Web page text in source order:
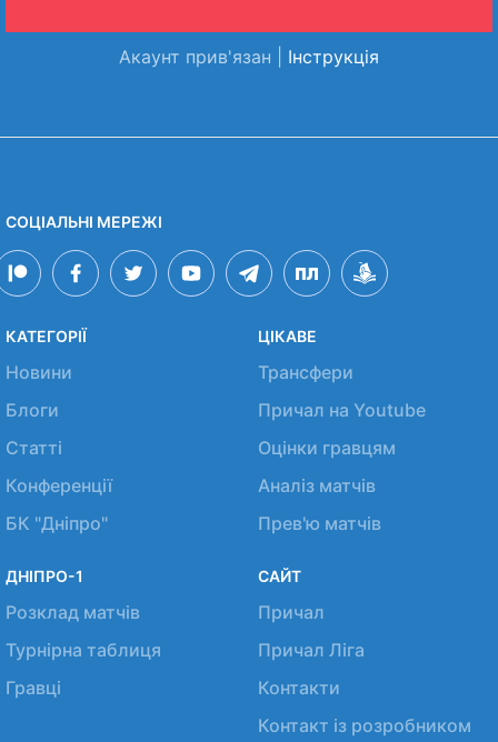
Акаунт прив'язан | Інструкція
СОЦІАЛЬНІ МЕРЕЖІ
КАТЕГОРІЇ
Новини
Блоги
Статті
Конференції
БК "Дніпро"
ЦІКАВЕ
Трансфери
Причал на Youtube
Оцінки гравцям
Аналіз матчів
Прев'ю матчів
ДНІПРО-1
Розклад матчів
Турнірна таблиця
Гравці
САЙТ
Причал
Причал Ліга
Контакти
Контакт із розробником